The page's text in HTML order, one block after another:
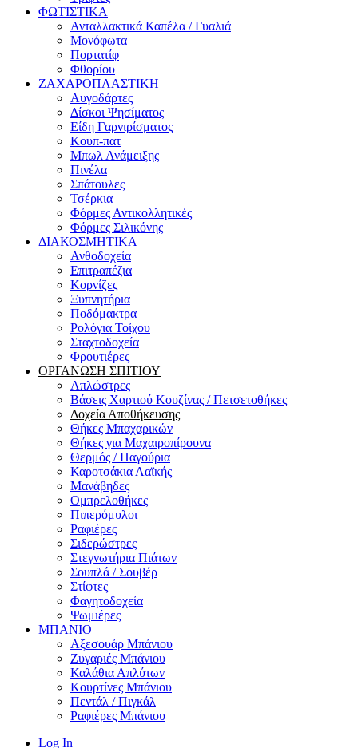
ΦΩΤΙΣΤΙΚΑ
Ανταλλακτικά Καπέλα / Γυαλιά
Μονόφωτα
Πορτατίφ
Φθορίου
ΖΑΧΑΡΟΠΛΑΣΤΙΚΗ
Αυγοδάρτες
Δίσκοι Ψησίματος
Είδη Γαρνιρίσματος
Κουπ-πατ
Μπωλ Ανάμειξης
Πινέλα
Σπάτουλες
Τσέρκια
Φόρμες Αντικολλητικές
Φόρμες Σιλικόνης
ΔΙΑΚΟΣΜΗΤΙΚΑ
Ανθοδοχεία
Επιτραπέζια
Κορνίζες
Ξυπνητήρια
Ποδόμακτρα
Ρολόγια Τοίχου
Σταχτοδοχεία
Φρουτιέρες
ΟΡΓΑΝΩΣΗ ΣΠΙΤΙΟΥ
Απλώστρες
Βάσεις Χαρτιού Κουζίνας / Πετσετοθήκες
Δοχεία Αποθήκευσης
Θήκες Μπαχαρικών
Θήκες για Μαχαιροπίρουνα
Θερμός / Παγούρια
Καροτσάκια Λαϊκής
Μανάβηδες
Ομπρελοθήκες
Πιπερόμυλοι
Ραφιέρες
Σιδερώστρες
Στεγνωτήρια Πιάτων
Σουπλά / Σουβέρ
Στίφτες
Φαγητοδοχεία
Ψωμιέρες
ΜΠΑΝΙΟ
Αξεσουάρ Μπάνιου
Ζυγαριές Μπάνιου
Καλάθια Απλύτων
Κουρτίνες Μπάνιου
Πεντάλ / Πιγκάλ
Ραφιέρες Μπάνιου
Log In